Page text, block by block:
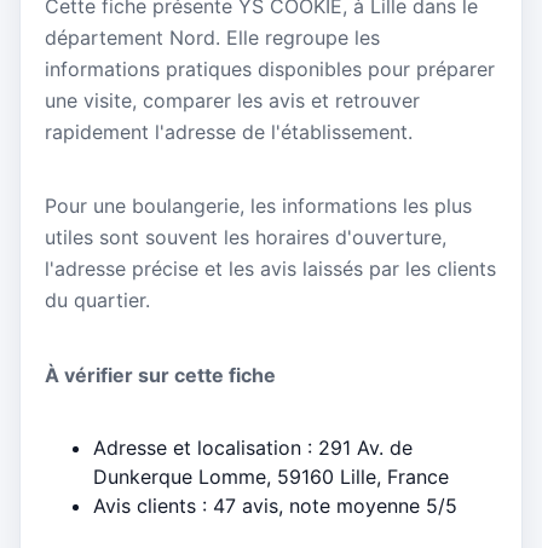
Cette fiche présente YS COOKIE, à Lille dans le
département Nord. Elle regroupe les
informations pratiques disponibles pour préparer
une visite, comparer les avis et retrouver
rapidement l'adresse de l'établissement.
Pour une boulangerie, les informations les plus
utiles sont souvent les horaires d'ouverture,
l'adresse précise et les avis laissés par les clients
du quartier.
À vérifier sur cette fiche
Adresse et localisation : 291 Av. de
Dunkerque Lomme, 59160 Lille, France
Avis clients : 47 avis, note moyenne 5/5